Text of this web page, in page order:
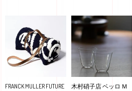
FRANCK MULLER FUTURE
木村硝子店 ベッロ Ｍ